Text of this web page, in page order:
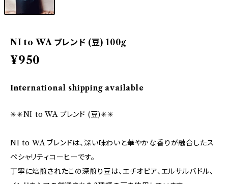
NI to WA ブレンド (豆) 100g
¥950
International shipping available
✳︎✳︎NI to WA ブレンド (豆)✳︎✳︎
NI to WA ブレンドは、深い味わいと華やかな香りが融合したス
ペシャリティコーヒーです。
丁寧に焙煎されたこの深煎り豆は、エチオピア、エルサルバドル、